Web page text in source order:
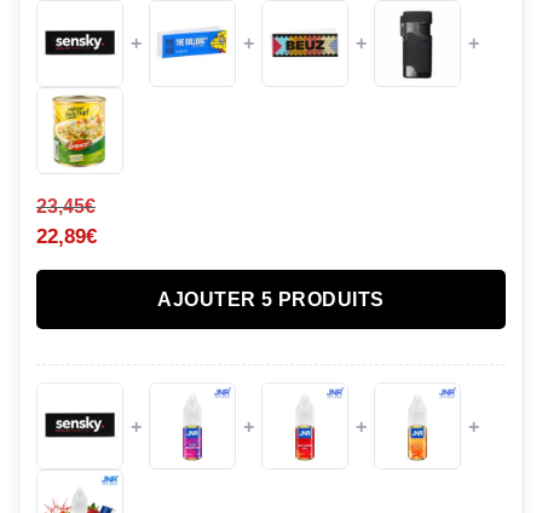
+ + + +
23,45€
22,89€
AJOUTER 5 PRODUITS
+ + + +